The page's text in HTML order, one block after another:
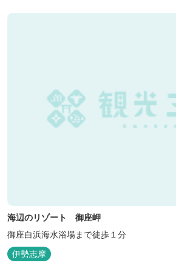
海辺のリゾート 御座岬
御座白浜海水浴場まで徒歩１分
伊勢志摩